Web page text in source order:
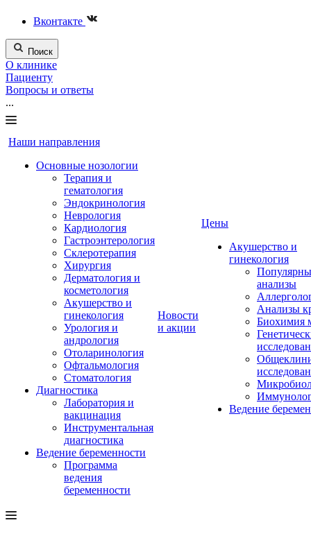
Вконтакте
Поиск
О клинике
Пациенту
Вопросы и ответы
...
Наши направления
Основные нозологии
Терапия и
гематология
Эндокринология
Неврология
Кардиология
Гастроэнтерология
Склеротерапия
Хирургия
Дерматология и
косметология
Акушерство и
гинекология
Урология и
андрология
Отоларинология
Офтальмология
Стоматология
Диагностика
Лаборатория и
вакцинация
Инструментальная
диагностика
Ведение беременности
Программа
ведения
беременности
Новости
и акции
Цены
Акушерство и
гинекология
анализы
Анализы
Биохимия
Ведение